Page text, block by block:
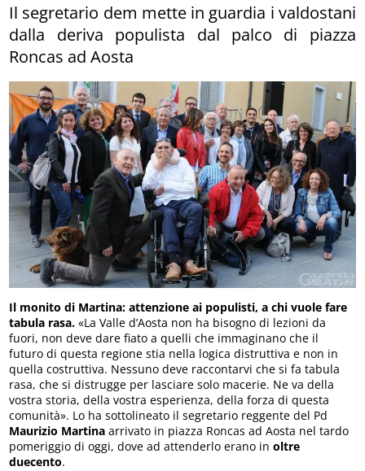
Il segretario dem mette in guardia i valdostani
dalla deriva populista dal palco di piazza
Roncas ad Aosta
Il monito di Martina: attenzione ai populisti, a chi vuole fare
tabula rasa. «La Valle d’Aosta non ha bisogno di lezioni da
fuori, non deve dare fiato a quelli che immaginano che il
futuro di questa regione stia nella logica distruttiva e non in
quella costruttiva. Nessuno deve raccontarvi che si fa tabula
rasa, che si distrugge per lasciare solo macerie. Ne va della
vostra storia, della vostra esperienza, della forza di questa
comunità». Lo ha sottolineato il segretario reggente del Pd
Maurizio Martina arrivato in piazza Roncas ad Aosta nel tardo
pomeriggio di oggi, dove ad attenderlo erano inoltre
duecento.